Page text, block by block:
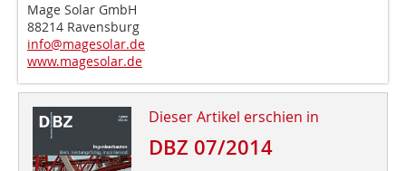
Mage Solar GmbH
88214 Ravensburg
info@magesolar.de
www.magesolar.de
Dieser Artikel erschien in
DBZ 07/2014